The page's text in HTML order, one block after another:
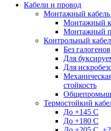
Кабели и провод
Монтажный
Монтажный
Монтажный
Контрольный
Без галогенов
Для
Для
стойкость
Термостойкий
До +145 С
До +180 C